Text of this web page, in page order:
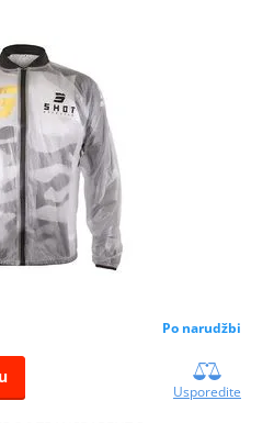
Po narudžbi
Usporedite